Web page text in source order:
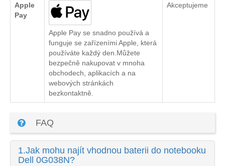
Apple
Pay
Apple Pay se snadno používá a
funguje se zařízeními Apple, která
používáte každý den.Můžete
bezpečně nakupovat v mnoha
obchodech, aplikacích a na
webových stránkách
bezkontaktně.
Akceptujeme
FAQ
1.Jak mohu najít vhodnou baterii do notebooku
Dell 0G038N?